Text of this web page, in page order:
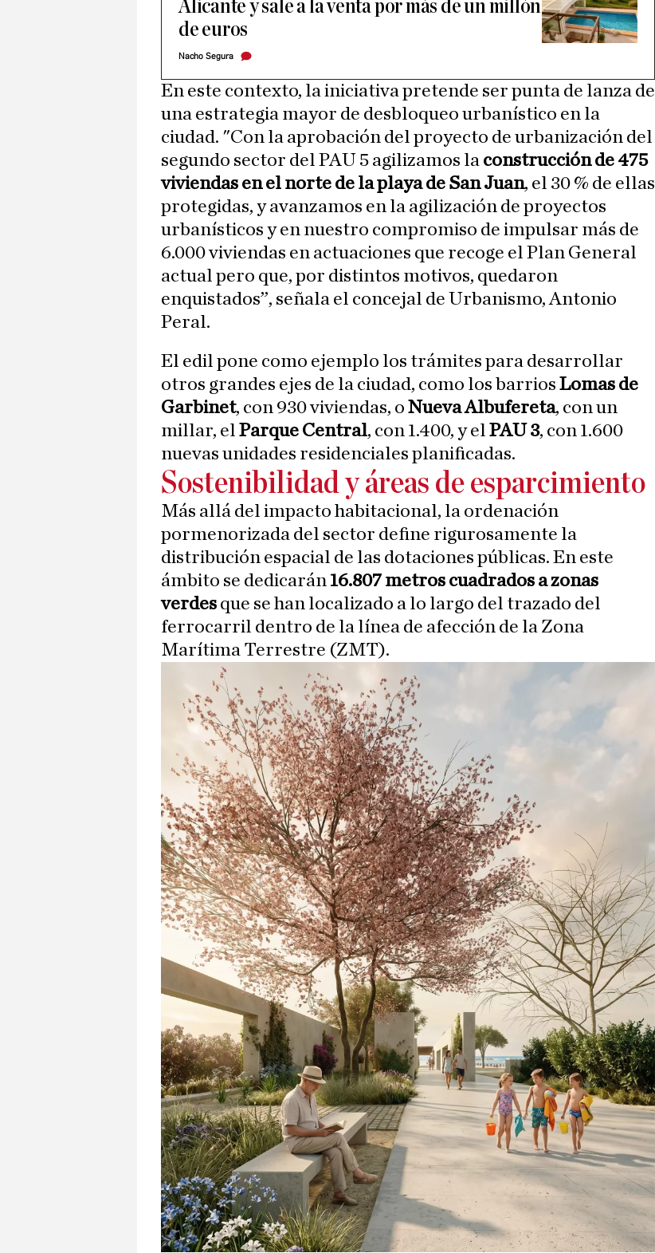
Alicante y sale a la venta por más de un millón
de euros
Nacho Segura
En este contexto, la iniciativa pretende ser punta de lanza de
una estrategia mayor de desbloqueo urbanístico en la
ciudad. "Con la aprobación del proyecto de urbanización del
segundo sector del PAU 5 agilizamos la construcción de 475
viviendas en el norte de la playa de San Juan, el 30 % de ellas
protegidas, y avanzamos en la agilización de proyectos
urbanísticos y en nuestro compromiso de impulsar más de
6.000 viviendas en actuaciones que recoge el Plan General
actual pero que, por distintos motivos, quedaron
enquistados”, señala el concejal de Urbanismo, Antonio
Peral.
El edil pone como ejemplo los trámites para desarrollar
otros grandes ejes de la ciudad, como los barrios Lomas de
Garbinet, con 930 viviendas, o Nueva Albufereta, con un
millar, el Parque Central, con 1.400, y el PAU 3, con 1.600
nuevas unidades residenciales planificadas.
Sostenibilidad y áreas de esparcimiento
Más allá del impacto habitacional, la ordenación
pormenorizada del sector define rigurosamente la
distribución espacial de las dotaciones públicas. En este
ámbito se dedicarán 16.807 metros cuadrados a zonas
verdes que se han localizado a lo largo del trazado del
ferrocarril dentro de la línea de afección de la Zona
Marítima Terrestre (ZMT).